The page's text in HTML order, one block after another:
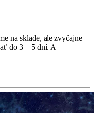
na sklade, ale zvyčajne
do 3 – 5 dní. A